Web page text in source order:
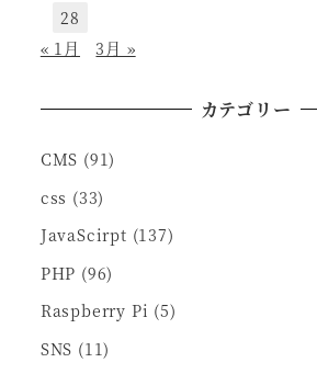
28
« 1月
3月 »
カテゴリー
CMS (91)
css (33)
JavaScirpt (137)
PHP (96)
Raspberry Pi (5)
SNS (11)